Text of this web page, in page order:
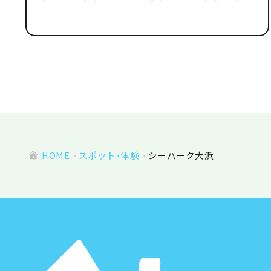
HOME スポット・体験 シーパーク大浜